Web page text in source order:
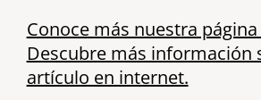
Conoce más nuestra
Descubre más información
artículo en internet.